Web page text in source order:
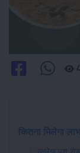
कितना मिलेगा लाभ